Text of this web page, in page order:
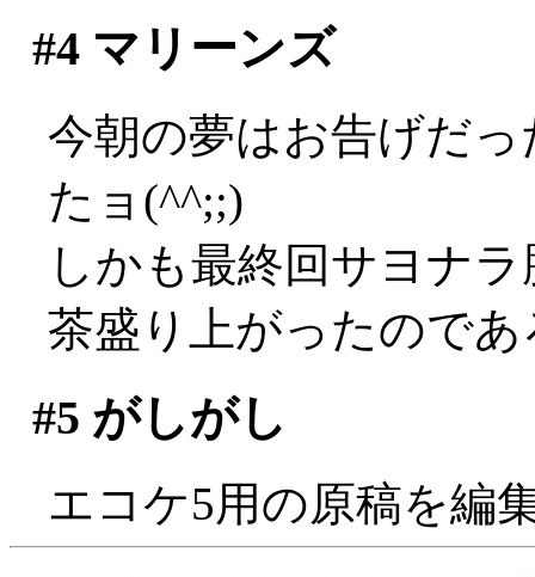
#4マリーンズ
今朝の夢はお告げだ
たョ(^^;;)
しかも最終回サヨナ
茶盛り上がったので
#5 がしがし
エコケ5用の原稿を編